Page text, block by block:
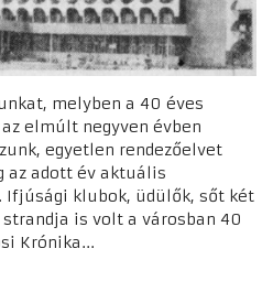
melyben a 40 éves
elmúlt negyven évben
egyetlen rendezőelvet
az adott év aktuális
Ifjúsági klubok, üdülők, sőt két
is volt a városban 40
Krónika...